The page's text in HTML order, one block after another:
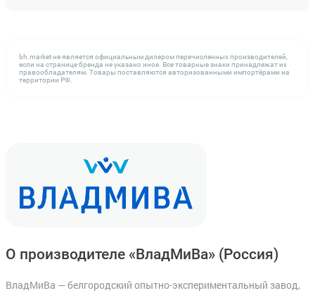
bh.market не является официальным дилером перечисленных производителей,
если на странице бренда не указано иное. Все товарные знаки принадлежат их
правообладателям. Товары поставляются авторизованными импортёрами на
территории РФ.
О производителе «ВладМиВа» (Россия)
ВладМиВа — белгородский опытно-экспериментальный завод,